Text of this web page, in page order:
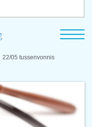
22/05 tussenvonnis